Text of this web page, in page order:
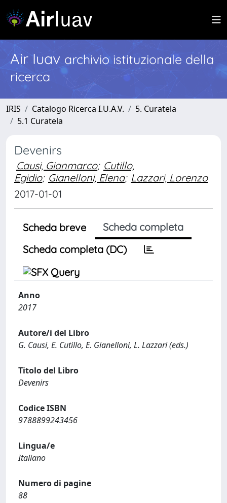
Air Iuav archivio istituzionale della
ricerca
IRIS Catalogo Ricerca I.U.A.V.
5. Curatela
5.1 Curatela
Devenirs
Causi, Gianmarco; Cutillo,
Egidio; Gianelloni, Elena; Lazzari, Lorenzo
2017-01-01
Scheda breve
Scheda completa
Scheda completa (DC)
Anno
2017
Autore/i del Libro
G. Causi, E. Cutillo, E. Gianelloni, L. Lazzari (eds.)
Titolo del Libro
Devenirs
Codice ISBN
9788899243456
Lingua/e
Italiano
Numero di pagine
88